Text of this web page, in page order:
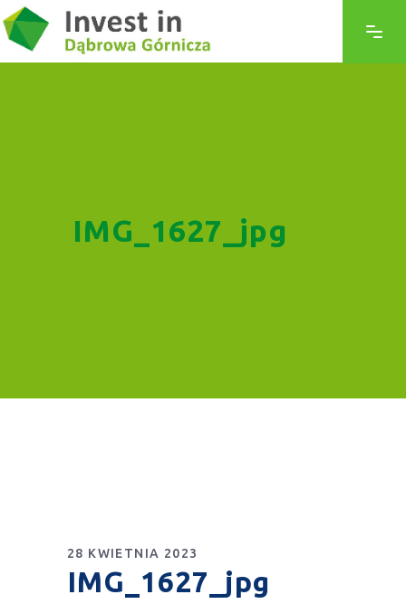
IMG_1627_jpg
28 KWIETNIA 2023
IMG_1627_jpg